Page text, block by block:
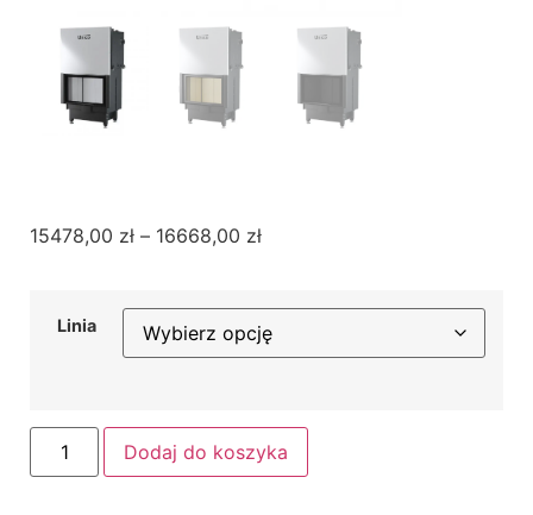
15478,00 zł – 16668,00 zł
Linia
Dodaj do koszyka